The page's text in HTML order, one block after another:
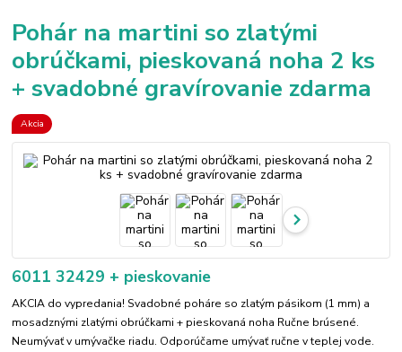
Pohár na martini so zlatými
obrúčkami, pieskovaná noha 2 ks
+ svadobné gravírovanie zdarma
Akcia
6011 32429 + pieskovanie
AKCIA do vypredania! Svadobné poháre so zlatým pásikom (1 mm) a
mosadznými zlatými obrúčkami + pieskovaná noha Ručne brúsené.
Neumývať v umývačke riadu. Odporúčame umývať ručne v teplej vode.